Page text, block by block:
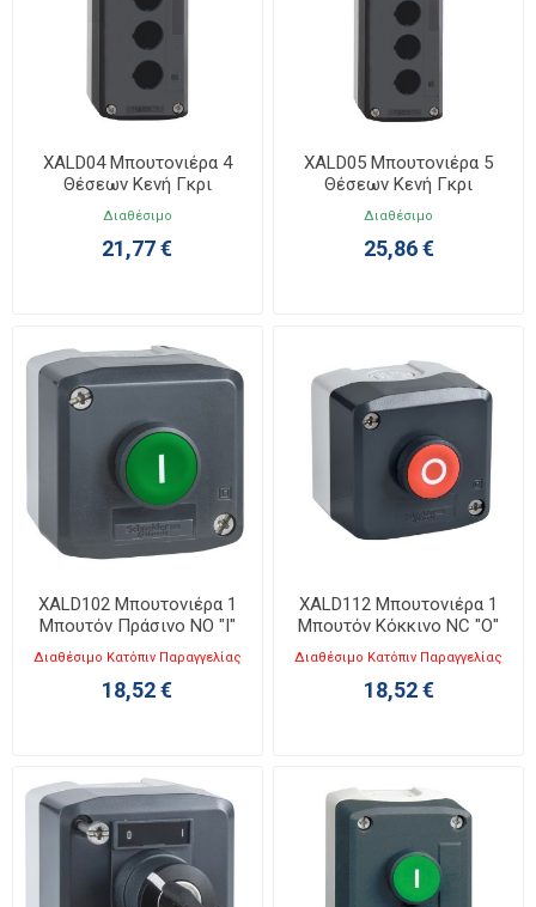
XALD04 Μπουτονιέρα 4
Θέσεων Κενή Γκρι
Διαθέσιμο
21,77 €
XALD05 Μπουτονιέρα 5
Θέσεων Κενή Γκρι
Διαθέσιμο
25,86 €
XALD102 Μπουτονιέρα 1
Μπουτόν Πράσινο NO "I"
Διαθέσιμο Κατόπιν Παραγγελίας
18,52 €
XALD112 Μπουτονιέρα 1
Μπουτόν Κόκκινο NC "O"
Διαθέσιμο Κατόπιν Παραγγελίας
18,52 €